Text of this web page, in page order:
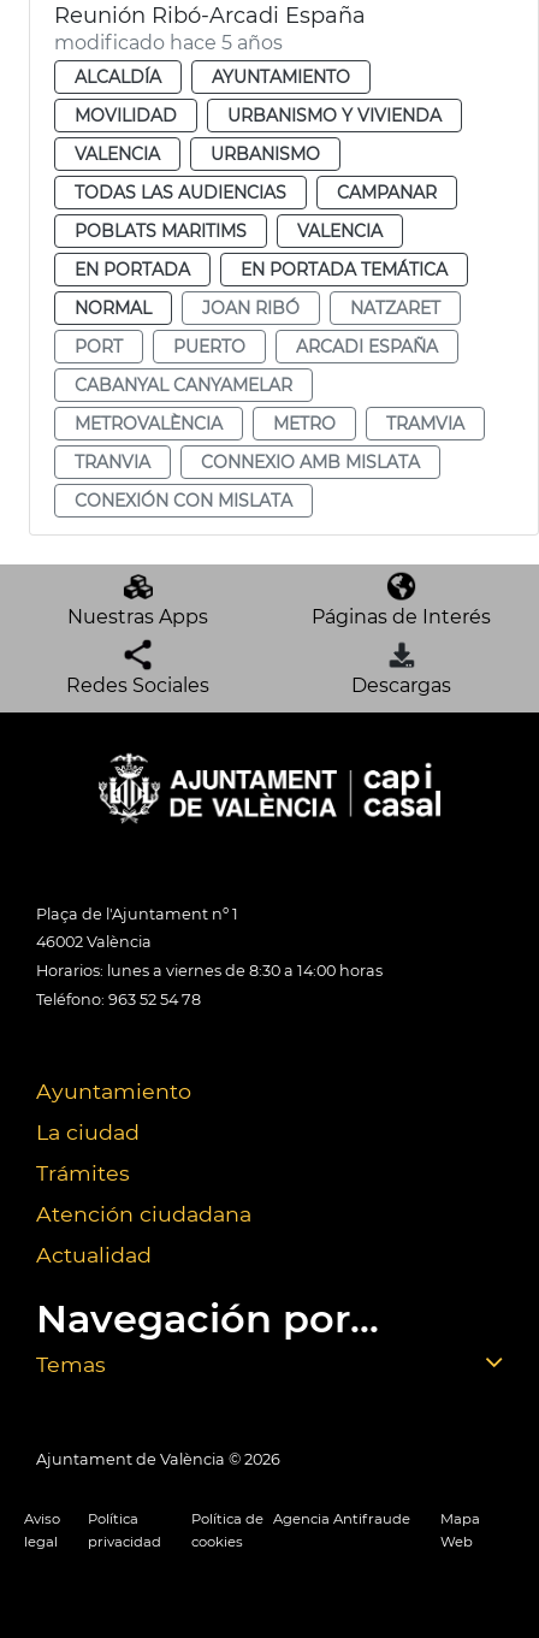
Reunión Ribó-Arcadi España
modificado hace 5 años
ALCALDÍA
AYUNTAMIENTO
MOVILIDAD
URBANISMO Y VIVIENDA
VALENCIA
URBANISMO
TODAS LAS AUDIENCIAS
CAMPANAR
POBLATS MARITIMS
VALENCIA
EN PORTADA
EN PORTADA TEMÁTICA
NORMAL
JOAN RIBÓ
NATZARET
PORT
PUERTO
ARCADI ESPAÑA
CABANYAL CANYAMELAR
METROVALÈNCIA
METRO
TRAMVIA
TRANVIA
CONNEXIO AMB MISLATA
CONEXIÓN CON MISLATA
Nuestras Apps Páginas de Interés
Redes Sociales Descargas
Plaça de l'Ajuntament nº 1
46002 València
Horarios: lunes a viernes de 8:30 a 14:00 horas
Teléfono: 963 52 54 78
Ayuntamiento
La ciudad
Trámites
Atención ciudadana
Actualidad
Navegación por...
Temas
Ajuntament de València © 2026
Aviso
legal
Política
privacidad
Política de
cookies
Agencia Antifraude
Mapa
Web